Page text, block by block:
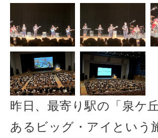
昨日、最寄り駅の「泉ケ
あるビッグ・アイという